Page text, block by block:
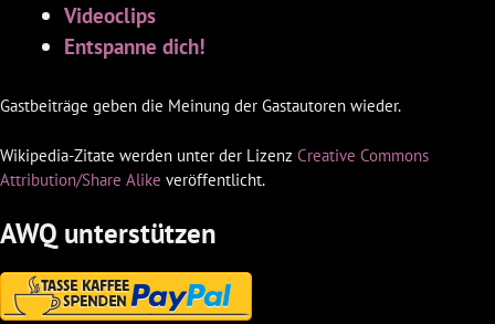
Videoclips
Entspanne dich!
Gastbeiträge geben die Meinung der Gastautoren wieder.
Wikipedia-Zitate werden unter der Lizenz Creative Commons
Attribution/Share Alike veröffentlicht.
AWQ unterstützen